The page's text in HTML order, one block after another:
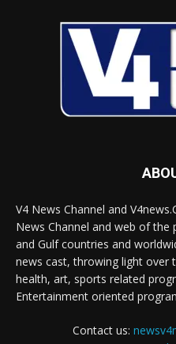
V4 News Channel and
News Channel and web of the
and Gulf countries and
news cast, throwing light over
health, art, sports related
Entertainment oriented
Contact us: